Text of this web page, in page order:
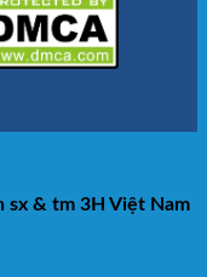
sx & tm 3H Việt Nam